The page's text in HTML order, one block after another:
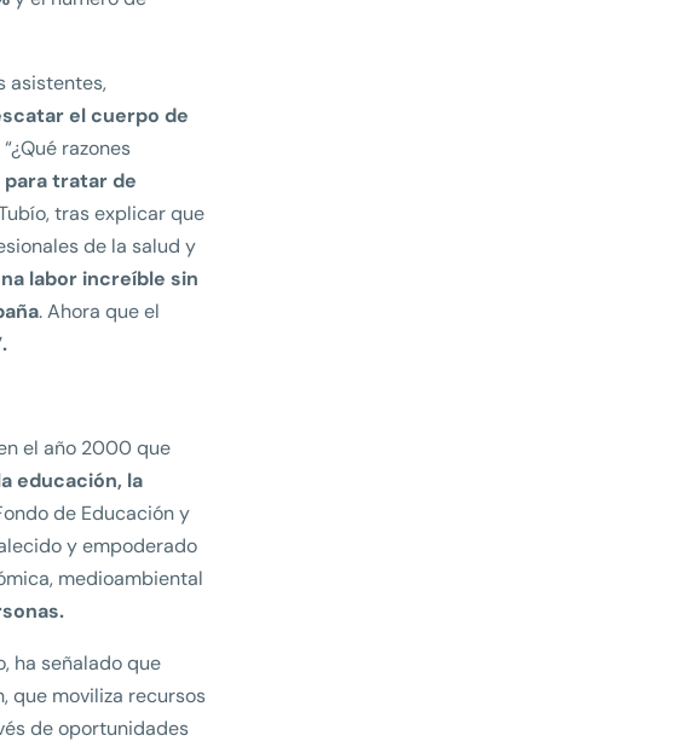
asistentes,
el cuerpo de
razones
tratar de
tras explicar que
de la salud y
labor increíble sin
. Ahora que el
el año 2000 que
educación, la
de Educación y
y empoderado
medioambiental
ha señalado que
que moviliza recursos
de oportunidades